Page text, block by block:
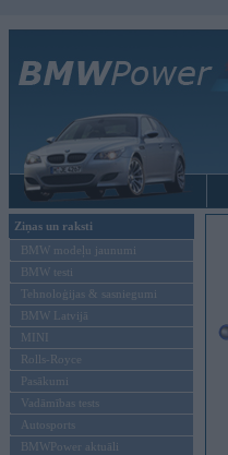
Ziņas un raksti
BMW modeļu jaunumi
BMW testi
Tehnoloģijas & sasniegumi
BMW Latvijā
MINI
Rolls-Royce
Pasākumi
Vadāmības tests
Autosports
BMWPower aktuāli